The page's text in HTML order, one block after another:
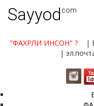
Sayyod.com
"ФАХРЛИ ИНСОН" ?
|
|